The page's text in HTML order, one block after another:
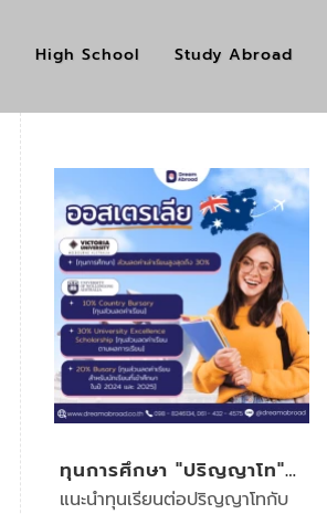
High School Study Abroad
ทุนการศึกษา "ปริญญาโท"
ประเทศยอดฮิต
แนะนำทุนเรียนต่อปริญญาโทกับ